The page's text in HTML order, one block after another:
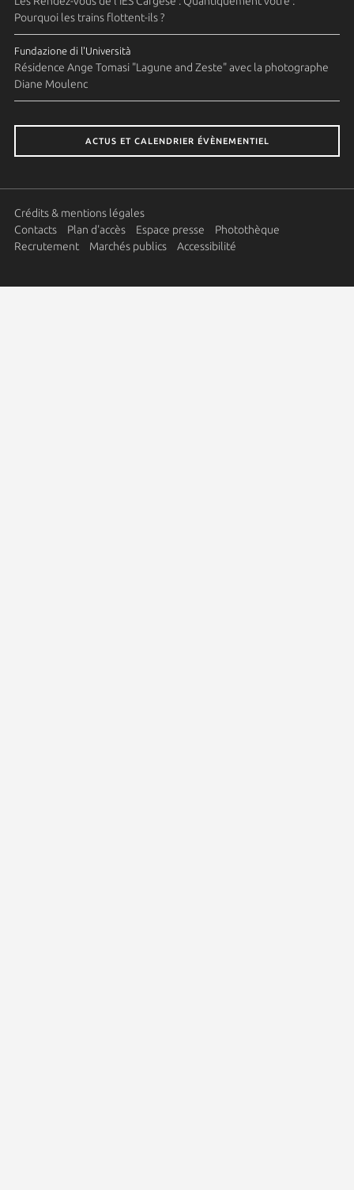
Pourquoi les trains flottent-ils ?
Fundazione di l'Università
Résidence Ange Tomasi "Lagune and Zeste" avec la photographe
Diane Moulenc
ACTUS ET CALENDRIER ÉVÈNEMENTIEL
Crédits & mentions légales
Contacts
Plan d'accès Espace presse
Photothèque
Recrutement
Marchés publics Accessibilité